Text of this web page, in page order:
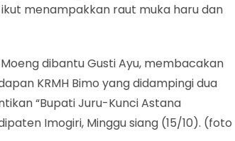
menampakkan raut muka haru dan
Moeng dibantu Gusti Ayu, membacakan
KRMH Bimo yang didampingi dua
“Bupati Juru-Kunci Astana
Imogiri, Minggu siang (15/10). (foto